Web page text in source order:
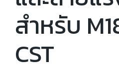
สำหรับ
CST